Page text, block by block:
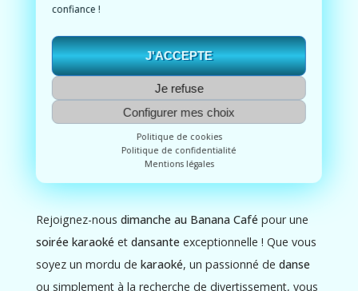
confiance !
J'ACCEPTE
Je refuse
Configurer mes choix
Politique de cookies
Politique de confidentialité
Mentions légales
AuBanana Café, la convivialité est au rendez-vous.
Rencontrez de nouvelles personnes, partagez des
moments de joie et créez des souvenirs inoubliables
dans une atmosphère chaleureuse et accueillante.
Notre équipe veille à ce que chaque moment passé
parmi nous soit synonyme de bonheur et de détente.
Rejoignez-nous dimanche au Banana Cafépour une
soirée karaokéet dansanteexceptionnelle ! Que vous
soyez un mordu de karaoké, un passionné de danse
ou simplement à la recherche de divertissement, vous